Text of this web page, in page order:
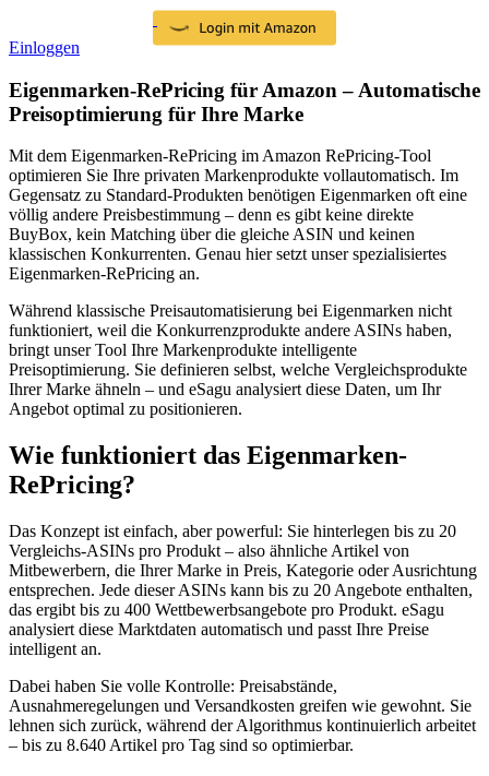
Einloggen
Eigenmarken-RePricing für Amazon – Automatische
Preisoptimierung für Ihre Marke
Mit dem Eigenmarken-RePricing im Amazon RePricing-Tool
optimieren Sie Ihre privaten Markenprodukte vollautomatisch. Im
Gegensatz zu Standard-Produkten benötigen Eigenmarken oft eine
völlig andere Preisbestimmung – denn es gibt keine direkte
BuyBox, kein Matching über die gleiche ASIN und keinen
klassischen Konkurrenten. Genau hier setzt unser spezialisiertes
Eigenmarken-RePricing an.
Während klassische Preisautomatisierung bei Eigenmarken nicht
funktioniert, weil die Konkurrenzprodukte andere ASINs haben,
bringt unser Tool Ihre Markenprodukte intelligente
Preisoptimierung. Sie definieren selbst, welche Vergleichsprodukte
Ihrer Marke ähneln – und eSagu analysiert diese Daten, um Ihr
Angebot optimal zu positionieren.
Wie funktioniert das Eigenmarken-
RePricing?
Das Konzept ist einfach, aber powerful: Sie hinterlegen bis zu 20
Vergleichs-ASINs pro Produkt – also ähnliche Artikel von
Mitbewerbern, die Ihrer Marke in Preis, Kategorie oder Ausrichtung
entsprechen. Jede dieser ASINs kann bis zu 20 Angebote enthalten,
das ergibt bis zu 400 Wettbewerbsangebote pro Produkt. eSagu
analysiert diese Marktdaten automatisch und passt Ihre Preise
intelligent an.
Dabei haben Sie volle Kontrolle: Preisabstände,
Ausnahmeregelungen und Versandkosten greifen wie gewohnt. Sie
lehnen sich zurück, während der Algorithmus kontinuierlich arbeitet
– bis zu 8.640 Artikel pro Tag sind so optimierbar.